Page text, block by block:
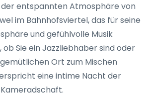
der entspannten Atmosphäre von
im Bahnhofsviertel, das für seine
und gefühlvolle Musik
ob Sie ein Jazzliebhaber sind oder
Ort zum Mischen
eine intime Nacht der